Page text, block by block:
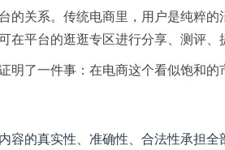
关系。传统电商里，用户是纯粹
平台的逛逛专区进行分享、测评、
了一件事：在电商这个看似饱和
的真实性、准确性、合法性承担